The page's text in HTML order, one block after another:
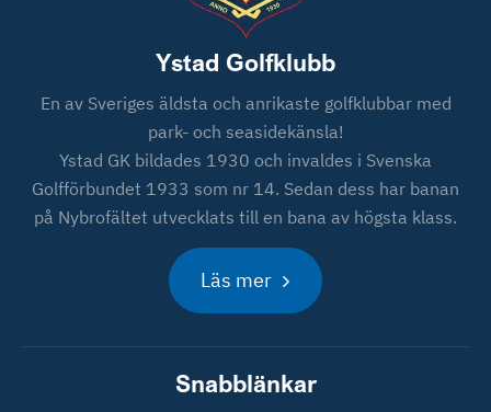
Ystad Golfklubb
En av Sveriges äldsta och anrikaste golfklubbar med
park- och seasidekänsla!
Ystad GK bildades 1930 och invaldes i Svenska
Golfförbundet 1933 som nr 14. Sedan dess har banan
på Nybrofältet utvecklats till en bana av högsta klass.
Läs mer
Snabblänkar